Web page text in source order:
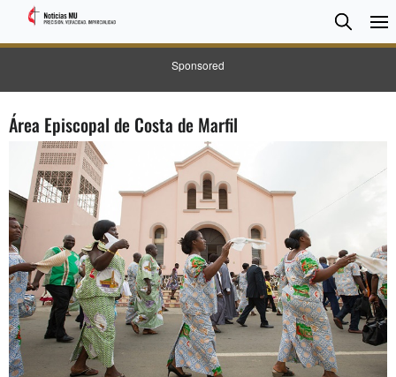
Sponsored
Search
Área Episcopal de Costa de Marfil